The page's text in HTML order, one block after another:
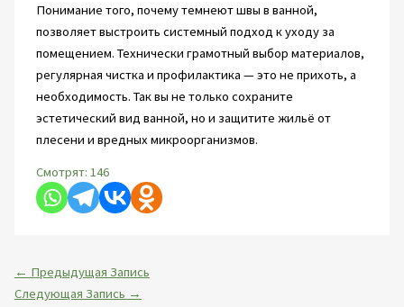
Понимание того, почему темнеют швы в ванной,
позволяет выстроить системный подход к уходу за
помещением. Технически грамотный выбор материалов,
регулярная чистка и профилактика — это не прихоть, а
необходимость. Так вы не только сохраните
эстетический вид ванной, но и защитите жильё от
плесени и вредных микроорганизмов.
Смотрят: 146
← Предыдущая Запись
Следующая Запись →